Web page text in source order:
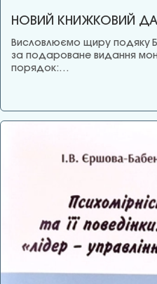
НОВИЙ КНИЖКОВИЙ
Висловлюємо щиру подяку
за подароване видання
порядок:…